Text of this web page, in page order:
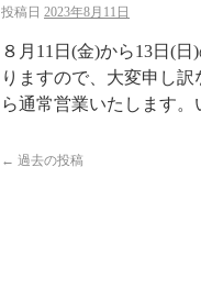
投稿日 2023年8月11日
８月11日(金)から13日(
りますので、大変申し
ら通常営業いたします
← 過去の投稿